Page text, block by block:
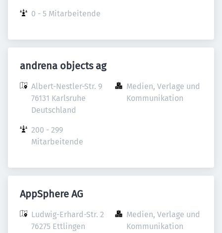
0 - 5 Mitarbeitende
andrena objects ag
Albert-Nestler-Str. 9
76131 Karlsruhe
Deutschland
Medien, Verlage und
Kommunikation
200 - 299
Mitarbeitende
AppSphere AG
Ludwig-Erhard-Str. 2
76275 Ettlingen
Medien, Verlage und
Kommunikation